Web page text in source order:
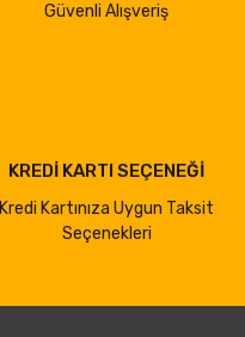
Güvenli Alışveriş
KREDİ KARTI SEÇENEĞİ
Kredi Kartınıza Uygun Taksit
Seçenekleri